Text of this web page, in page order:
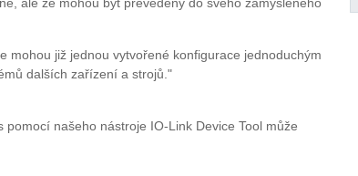
mohou již jednou vytvořené konfigurace jednoduchým
dalších zařízení a strojů."
pomocí našeho nástroje IO-Link Device Tool může